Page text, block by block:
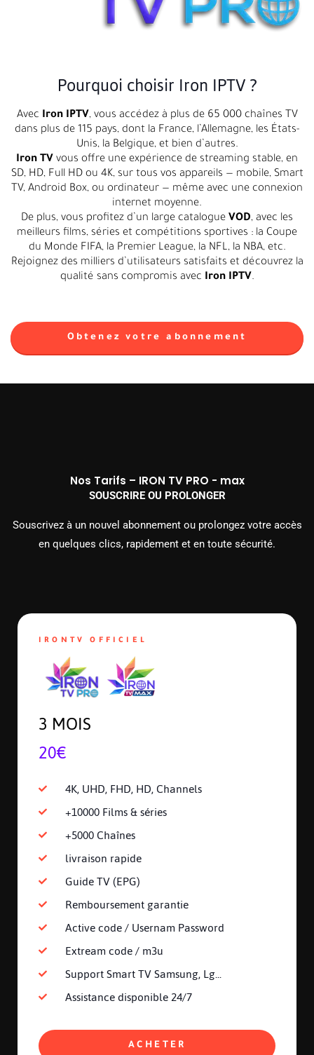
Pourquoi choisir Iron IPTV ?
Avec Iron IPTV, vous accédez à plus de 65 000 chaînes TV
dans plus de 115 pays, dont la France, l’Allemagne, les États-
Unis, la Belgique, et bien d’autres.
Iron TV vous offre une expérience de streaming stable, en
SD, HD, Full HD ou 4K, sur tous vos appareils — mobile, Smart
TV, Android Box, ou ordinateur — même avec une connexion
internet moyenne.
De plus, vous profitez d’un large catalogue VOD, avec les
meilleurs films, séries et compétitions sportives : la Coupe
du Monde FIFA, la Premier League, la NFL, la NBA, etc.
Rejoignez des milliers d’utilisateurs satisfaits et découvrez la
qualité sans compromis avec Iron IPTV.
Obtenez votre abonnement
Nos Tarifs – IRON TV PRO - max
SOUSCRIRE OU PROLONGER
Souscrivez à un nouvel abonnement ou prolongez votre accès
en quelques clics, rapidement et en toute sécurité.
IRONTV OFFICIEL
3 MOIS
20€
4K, UHD, FHD, HD, Channels
+10000 Films & séries
+5000 Chaînes
livraison rapide
Guide TV (EPG)
Remboursement garantie
Active code / Usernam Password
Extream code / m3u
Support Smart TV Samsung, Lg...
Assistance disponible 24/7
ACHETER